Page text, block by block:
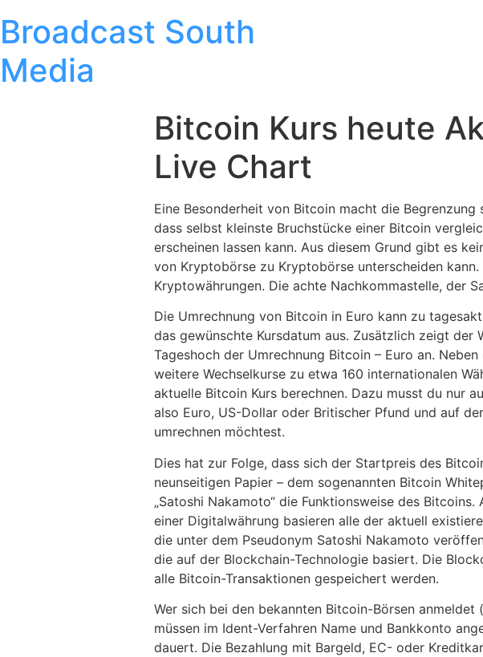
Broadcast South
Media
Bitcoin Kurs heute
Live Chart
Eine Besonderheit von Bitcoin macht die Begrenzung
dass selbst kleinste Bruchstücke einer Bitcoin
erscheinen lassen kann. Aus diesem Grund gibt es
von Kryptobörse zu Kryptobörse unterscheiden
Kryptowährungen. Die achte Nachkommastelle, der
Die Umrechnung von Bitcoin in Euro kann zu
das gewünschte Kursdatum aus. Zusätzlich zeigt der
Tageshoch der Umrechnung Bitcoin – Euro an.
weitere Wechselkurse zu etwa 160 internationalen
aktuelle Bitcoin Kurs berechnen. Dazu musst du nur
also Euro, US-Dollar oder Britischer Pfund und auf
umrechnen möchtest.
Dies hat zur Folge, dass sich der Startpreis des
neunseitigen Papier – dem sogenannten Bitcoin
„Satoshi Nakamoto“ die Funktionsweise des
einer Digitalwährung basieren alle der aktuell
die unter dem Pseudonym Satoshi Nakamoto
die auf der Blockchain-Technologie basiert. Die
alle Bitcoin-Transaktionen gespeichert werden.
Wer sich bei den bekannten Bitcoin-Börsen
müssen im Ident-Verfahren Name und Bankkonto
dauert. Die Bezahlung mit Bargeld, EC- oder